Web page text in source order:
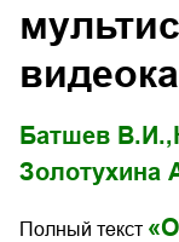
Батшев В.И.,
Золотухина
Полный текст